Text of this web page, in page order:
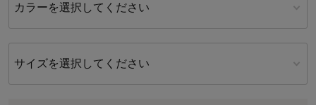
カラーを選択してください
サイズを選択してください